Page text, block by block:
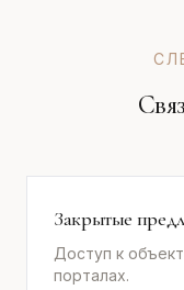
Закрытые
Доступ к
порталах.